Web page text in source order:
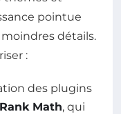
pointue
détails.
:
des plugins
Rank Math, qui